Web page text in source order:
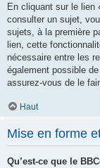
En cliquant sur le lien
consulter un sujet,
sujets, à la première
lien, cette
nécessaire entre les
également possible
assurez-vous de le
Haut
Mise en forme
Qu’est-ce que le